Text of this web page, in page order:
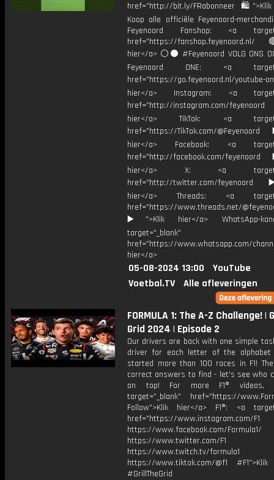
href="http://bit.ly/FRabonneer
Koop alle officiële Feyenoord-
Feyenoord Fanshop: <a
href="https://
hier</a> ⚪️⚫ #Feyenoord VOLG ONS
Feyenoord ONE: <a
href="https://go.feyenoord.nl/youtube-
hier</a> Instagram: <a
href="http://instagram.com/
hier</a> TikTok: <a
href="https://TikTok.com/
hier</a> Facebook: <a
href="http://facebook.com/
hier</a> X: <a
href="http://twitter.com/
hier</a> Threads: <a
href="https://www.threads.net/
▶️">Klik hier</a> WhatsApp-
target="_blank"
href="https://www.whatsapp.com/
hier</a>
05-08-2024 13:00
YouTube
Voetbal.TV
Alle afleveringen
FORMULA 1: The A-Z Challenge! |
Grid 2024 | Episode 2
Our drivers are back with one simple
driver for each letter of the alphabet
started more than 100 races in F1!
correct answers to find - let's see who
on top! For more F1® videos,
target="_blank" href="https://
Follow">Klik hier</a> F1®: <a
href="https://www.instagram.com/F1
https://www.facebook.com/Formula1/
https://www.twitter.com/F1
https://www.twitch.tv/formula1
https://www.tiktok.com/@f1
#GrillTheGrid